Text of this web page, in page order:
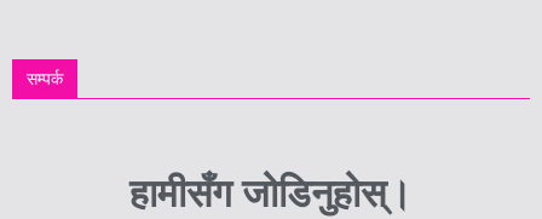
सम्पर्क
हामीसँग जोडिनुहोस्।